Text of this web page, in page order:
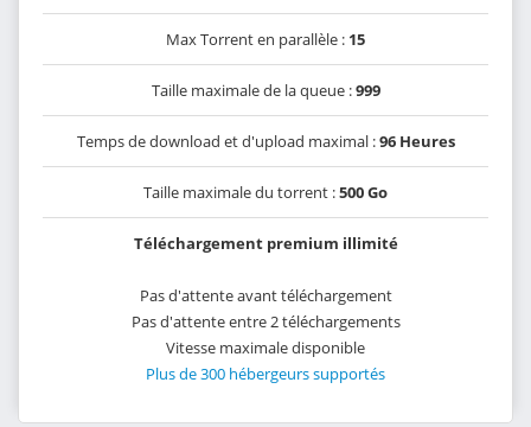
Max Torrent en parallèle : 15
Taille maximale de la queue :999
Temps de download et d'upload maximal :96 Heures
Taille maximale du torrent :500 Go
Téléchargement premium illimité
Pas d'attente avant téléchargement
Pas d'attente entre 2 téléchargements
Vitesse maximale disponible
Plus de 300 hébergeurs supportés